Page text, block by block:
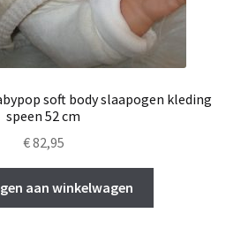
soft body slaapogen kleding
speen 52 cm
€82,95
aan winkelwagen